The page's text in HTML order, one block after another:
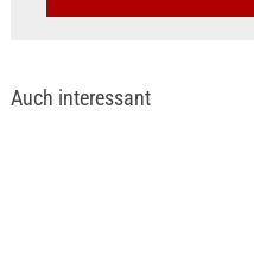
Auch interessant